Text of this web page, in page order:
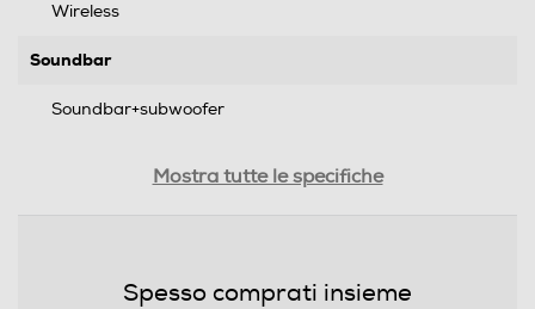
Wireless
Soundbar
Soundbar+subwoofer
Mostra tutte le specifiche
Spesso comprati insieme